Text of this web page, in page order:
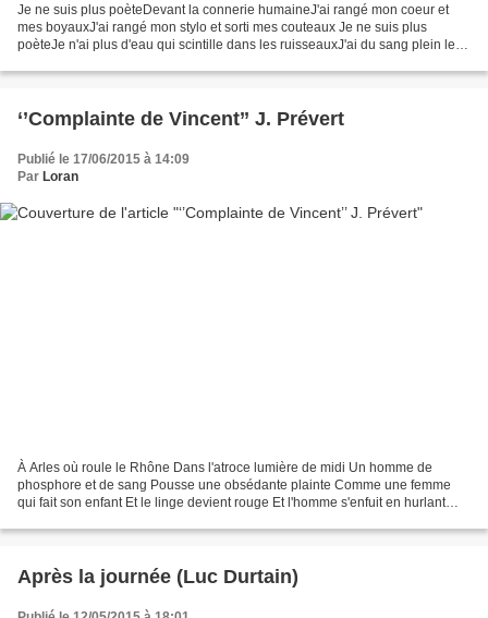
Je ne suis plus poèteDevant la connerie humaineJ'ai rangé mon coeur et
mes boyauxJ'ai rangé mon stylo et sorti mes couteaux Je ne suis plus
poèteJe n'ai plus d'eau qui scintille dans les ruisseauxJ'ai du sang plein les
‘’Complainte de Vincent’’ J. Prévert
Publié le 17/06/2015 à 14:09
Par Loran
À Arles où roule le Rhône Dans l'atroce lumière de midi Un homme de
phosphore et de sang Pousse une obsédante plainte Comme une femme
qui fait son enfant Et le linge devient rouge Et l'homme s'enfuit en hurlant
Après la journée (Luc Durtain)